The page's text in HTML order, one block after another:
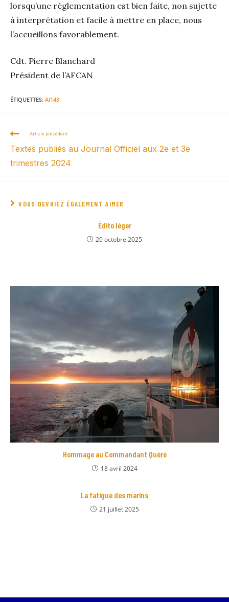
lorsqu’une réglementation est bien faite, non sujette
à interprétation et facile à mettre en place, nous
l’accueillons favorablement.
Cdt. Pierre Blanchard
Président de l’AFCAN
ÉTIQUETTES: AI143
Article précédent
Textes publiés au Journal Officiel aux 2e et 3e
trimestres 2024
VOUS DEVRIEZ ÉGALEMENT AIMER
Édito léger
20 octobre 2025
Hommage au Commandant Quéré
18 avril 2024
La fatigue des marins
21 juillet 2025